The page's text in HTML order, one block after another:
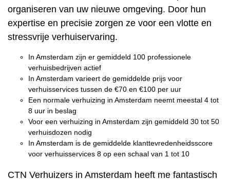
organiseren van uw nieuwe omgeving. Door hun
expertise en precisie zorgen ze voor een vlotte en
stressvrije verhuiservaring.
In Amsterdam zijn er gemiddeld 100 professionele
verhuisbedrijven actief
In Amsterdam varieert de gemiddelde prijs voor
verhuisservices tussen de €70 en €100 per uur
Een normale verhuizing in Amsterdam neemt meestal 4 tot
8 uur in beslag
Voor een verhuizing in Amsterdam zijn gemiddeld 30 tot 50
verhuisdozen nodig
In Amsterdam is de gemiddelde klanttevredenheidsscore
voor verhuisservices 8 op een schaal van 1 tot 10
CTN Verhuizers in Amsterdam heeft me fantastisch